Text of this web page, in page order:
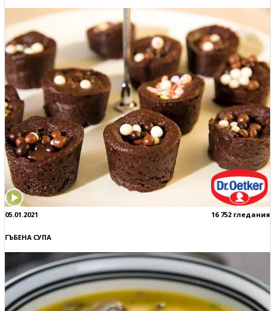
05.01.2021 16 752 гледания
ГЪБЕНА СУПА